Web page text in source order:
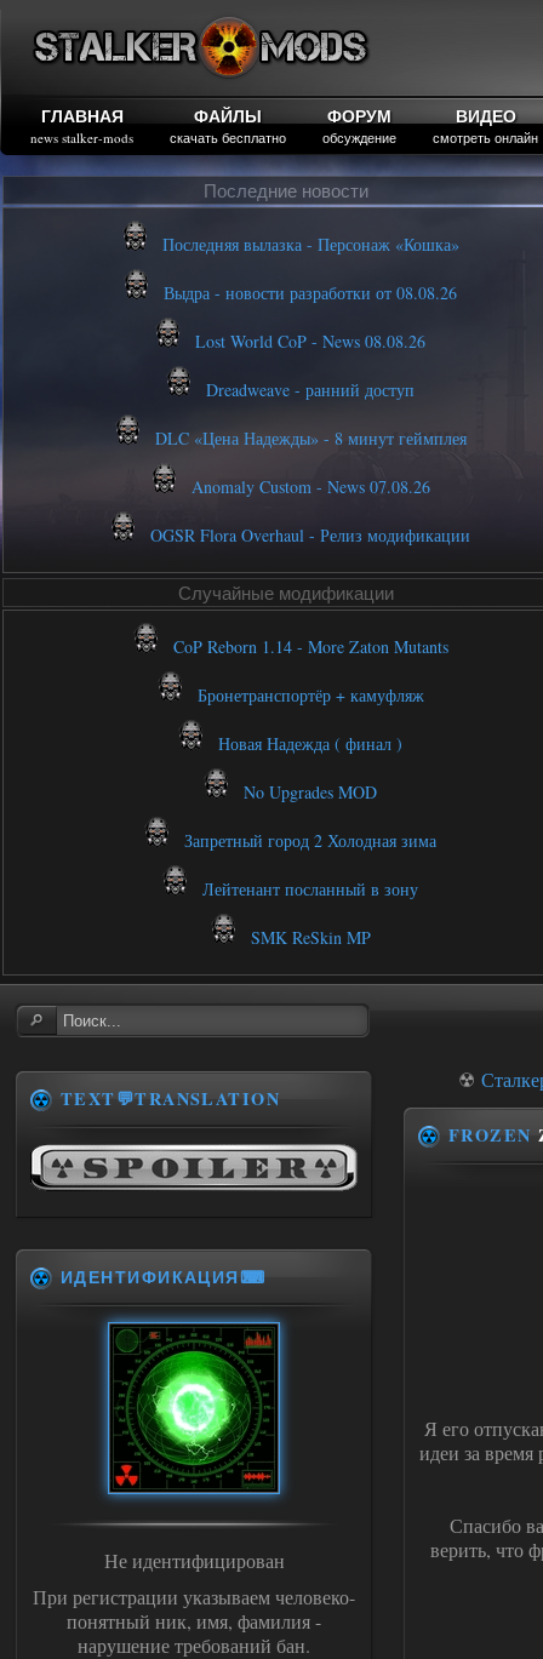
ГЛАВНАЯ
news stalker-mods
ФАЙЛЫ
скачать бесплатно
ФОРУМ
обсуждение
ВИДЕО
смотреть онлайн
Последние новости
Последняя вылазка - Персонаж «Кошка»
Выдра - новости разработки от 08.08.26
Lost World CoP - News 08.08.26
Dreadweave - ранний доступ
DLC «Цена Надежды» - 8 минут геймплея
Anomaly Custom - News 07.08.26
OGSR Flora Overhaul - Релиз модификации
Случайные модификации
CoP Reborn 1.14 - More Zaton Mutants
Бронетранспортёр + камуфляж
Новая Надежда ( финал )
No Upgrades MOD
Запретный город 2 Холодная зима
Лейтенант посланный в зону
SMK ReSkin MP
☢
FROZEN
Я его
идеи за
Спасибо
верить, что
TEXT💬TRANSLATION
ИДЕНТИФИКАЦИЯ⌨
Не идентифицирован
При регистрации указываем человеко-
понятный ник, имя, фамилия -
нарушение требований бан.